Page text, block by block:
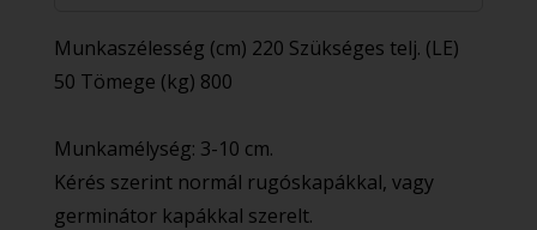
Munkaszélesség (cm) 220 Szükséges telj. (LE)
50 Tömege (kg) 800
Munkamélység: 3-10 cm.
Kérés szerint normál rugóskapákkal, vagy
germinátor kapákkal szerelt.